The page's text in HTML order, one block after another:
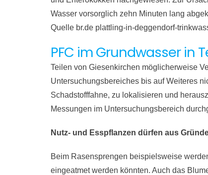
Wasser vorsorglich zehn Minuten lang
Quelle br.de plattling-in-deggendorf-
PFC im Grundwasser in
Teilen von Giesenkirchen möglicherweise
Untersuchungsbereiches bis auf Weiteres
Schadstofffahne, zu lokalisieren und
Messungen im Untersuchungsbereich
Nutz- und Esspflanzen dürfen aus
Beim Rasensprengen beispielsweise
eingeatmet werden könnten. Auch das